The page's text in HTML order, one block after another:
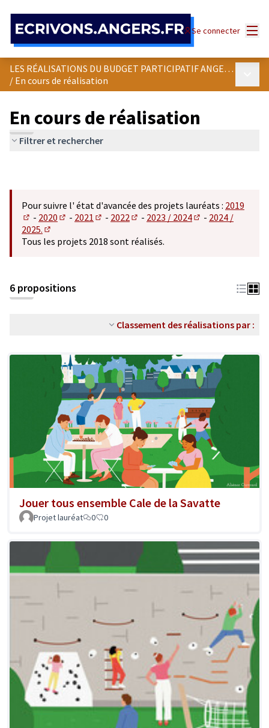
Se connecter
LES RÉALISATIONS DU BUDGET PARTICIPATIF ANGEVIN
/ En cours de réalisation
En cours de réalisation
Filtrer et rechercher
Pour suivre l' état d'avancée des projets lauréats : 2019
(S'ouvre dans un nouvel onglet)
- 2020
(S'ouvre dans un nouvel onglet)
- 2021
(S'ouvre dans un nouvel onglet)
- 2022
(S'ouvre dans un nouvel onglet)
- 2023 / 2024
(S'ouvre dans un
- 2024 /
2025.
(S'ouvre dans un nouvel onglet)
Tous les projets 2018 sont réalisés.
6 propositions
Classement des réalisations par :
Jouer tous ensemble Cale de la Savatte
Projet lauréat 0 0